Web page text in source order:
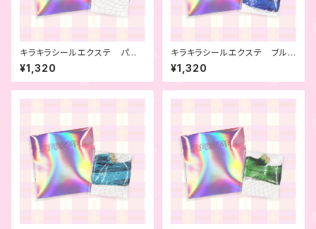
キラキラシールエクステ パー
プル 4本セット
¥1,320
キラキラシールエクステ ブル
ー 4本セット
¥1,320